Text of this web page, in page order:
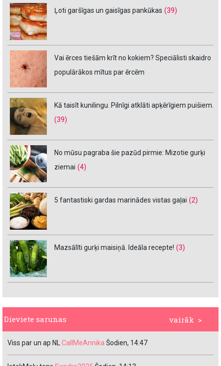
Ļoti garšīgas un gaisīgas pankūkas (39)
Vai ērces tiešām krīt no kokiem? Speciālisti skaidro
populārākos mītus par ērcēm
Kā taisīt kunilingu. Pilnīgi atklāti apķērīgiem puišiem.
(39)
No mūsu pagraba šie pazūd pirmie: Mizotie gurķi
ziemai (4)
5 fantastiski gardas marinādes vistas gaļai (2)
Mazsālīti gurķi maisiņā. Ideāla recepte! (3)
vairāk >
Dieviete sarunas
Viss par un ap NLCallMeAnnika Šodien, 14:47